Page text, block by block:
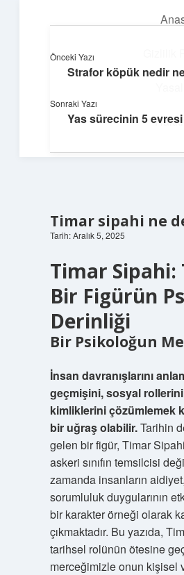
Hafif Fikir
Hayatına neşe katan kısa
Timar sipahi ne
Tarih: Aralık 5, 2025
Timar Sipahi:
Bir Figürün
Derinliği
Bir Psikoloğun
İnsan davranışlarını
geçmişini, sosyal
kimliklerini çözümlemek
bir uğraş olabilir.Tarihin
gelen bir figür, Timar
askeri sınıfın temsilcisi
zamanda insanların
sorumluluk duygularının
bir karakter örneği olarak
çıkmaktadır. Bu yazıda,
tarihsel rolünün ötesine
merceğimizle onun kişisel
Önceki Yazı
Strafor köpük nedir
Sonraki Yazı
Yas sürecinin 5